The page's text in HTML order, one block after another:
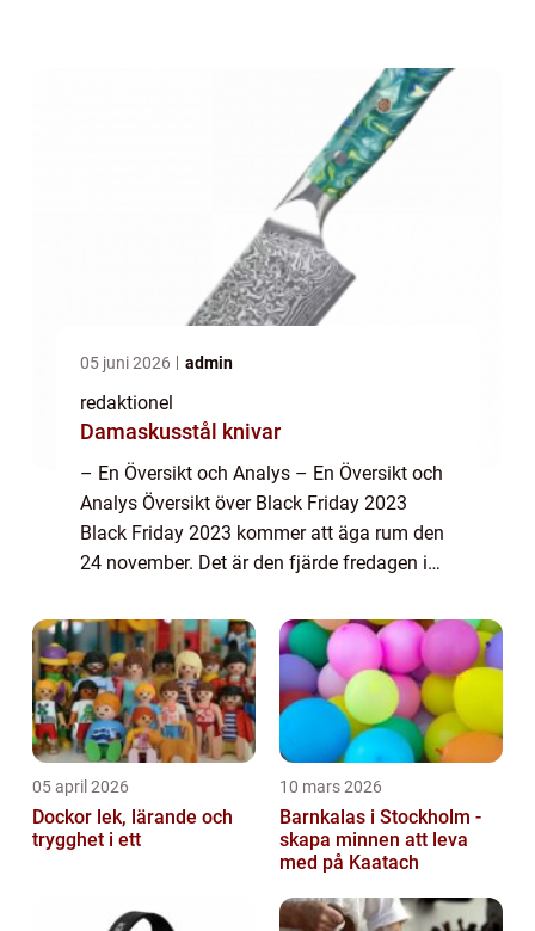
05 juni 2026 admin
redaktionel
Damaskusstål knivar
– En Översikt och Analys – En Översikt och
Analys Översikt över Black Friday 2023
Black Friday 2023 kommer att äga rum den
24 november. Det är den fjärde fredagen i
högtiden Thanksgiving. Black Friday...
05 april 2026
Dockor lek, lärande och
trygghet i ett
10 mars 2026
Barnkalas i Stockholm -
skapa minnen att leva
med på Kaatach